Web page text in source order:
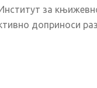
за
доприноси